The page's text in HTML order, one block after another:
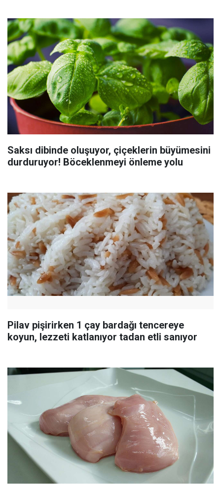
Saksı dibinde oluşuyor, çiçeklerin büyümesini
durduruyor! Böceklenmeyi önleme yolu
Pilav pişirirken 1 çay bardağı tencereye
koyun, lezzeti katlanıyor tadan etli sanıyor